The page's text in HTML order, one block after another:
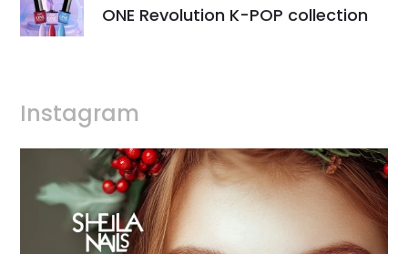
ONE Revolution K-POP collection
Instagram